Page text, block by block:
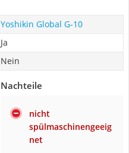
Yoshikin Global G-10
Ja
Nein
Nachteile
nicht
spülmaschinengeeig
net